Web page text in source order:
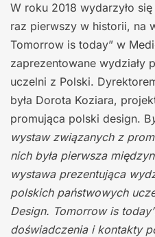
W roku 2018 wydarzyło
raz pierwszy w historii, na
Tomorrow is today” w
zaprezentowane wydziały
uczelni z Polski.
była Dorota Koziara,
promująca polski design. B
wystaw związanych z
nich była pierwsza
wystawa prezentująca
polskich państwowych
Design. Tomorrow is
doświadczenia i kontakty